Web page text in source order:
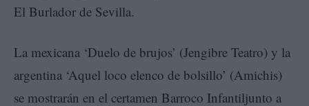
El Burlador de Sevilla.
La mexicana ‘Duelo de brujos’ (Jengibre Teatro) y la
argentina ‘Aquel loco elenco de bolsillo’ (Amichis)
se mostrarán en el certamen Barroco Infantiljunto a